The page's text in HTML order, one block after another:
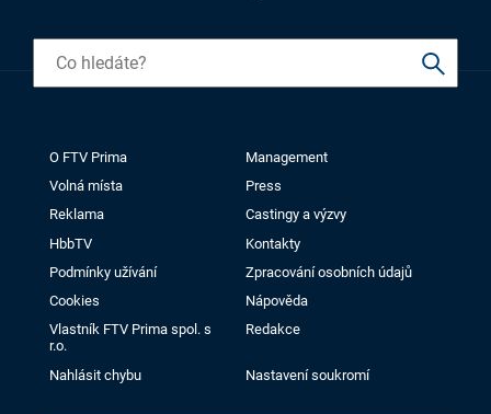
O FTV Prima
Management
Volná místa
Press
Reklama
Castingy a výzvy
HbbTV
Kontakty
Podmínky užívání
Zpracování osobních údajů
Cookies
Nápověda
Vlastník FTV Prima spol. s
r.o.
Redakce
Nahlásit chybu Nastavení soukromí